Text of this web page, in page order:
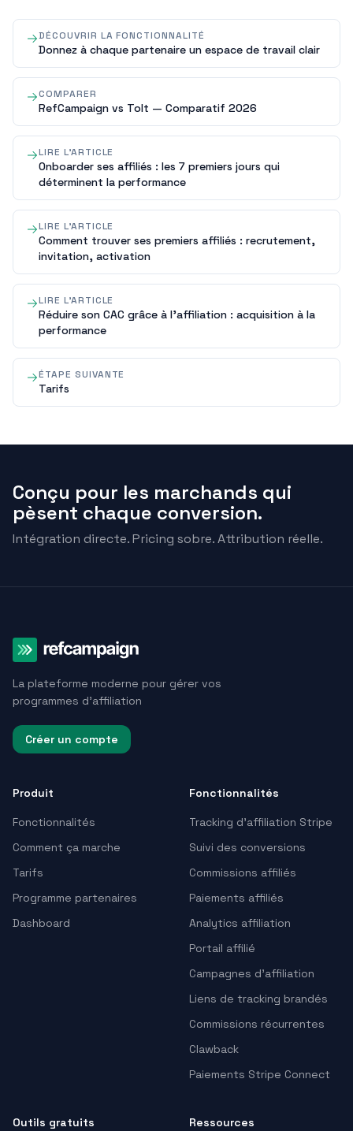
DÉCOUVRIR LA FONCTIONNALITÉ
Donnez à chaque partenaire un espace de travail clair
COMPARER
RefCampaign vs Tolt — Comparatif 2026
LIRE L'ARTICLE
Onboarder ses affiliés : les 7 premiers jours qui
déterminent la performance
LIRE L'ARTICLE
Comment trouver ses premiers affiliés : recrutement,
invitation, activation
LIRE L'ARTICLE
Réduire son CAC grâce à l'affiliation : acquisition à la
performance
ÉTAPE SUIVANTE
Tarifs
Conçu pour les marchands qui
pèsent chaque conversion.
Intégration directe. Pricing sobre. Attribution réelle.
La plateforme moderne pour gérer vos
programmes d'affiliation
Créer un compte
Produit
Fonctionnalités
Comment ça marche
Tarifs
Programme partenaires
Dashboard
Fonctionnalités
Tracking d’affiliation Stripe
Suivi des conversions
Commissions affiliés
Paiements affiliés
Analytics affiliation
Portail affilié
Campagnes d’affiliation
Liens de tracking brandés
Commissions récurrentes
Clawback
Paiements Stripe Connect
Outils gratuits Ressources